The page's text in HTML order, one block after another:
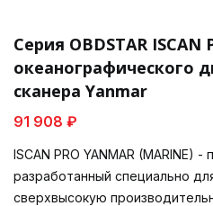
Серия OBDSTAR ISCAN
океанографического
сканера Yanmar
91 908 ₽
ISCAN PRO YANMAR (MARINE)
разработанный специально
сверхвысокую